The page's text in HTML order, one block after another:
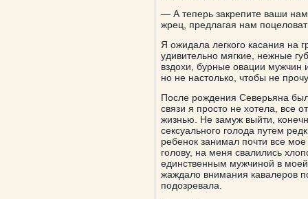
— А теперь закрепите ваши
жрец, предлагая нам
Я ожидала легкого касания на
удивительно мягкие, нежные
вздохи, бурные овации мужчин
но не настолько, чтобы не
После рождения Северьяна
связи я просто не хотела, все
жизнью. Не замуж выйти,
сексуального голода путем
ребенок занимал почти все
голову, на меня свалились
единственным мужчиной в
жаждало внимания кавалеров
подозревала.